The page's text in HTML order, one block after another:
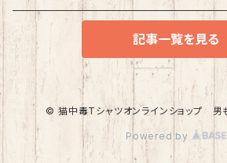
記事一覧を見る
© 猫中毒Tシャツオンラインショップ
Powered by